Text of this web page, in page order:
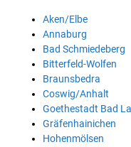
Aken/Elbe
Annaburg
Bad Schmiedeberg
Bitterfeld-Wolfen
Braunsbedra
Coswig/Anhalt
Goethestadt Bad
Gräfenhainichen
Hohenmölsen